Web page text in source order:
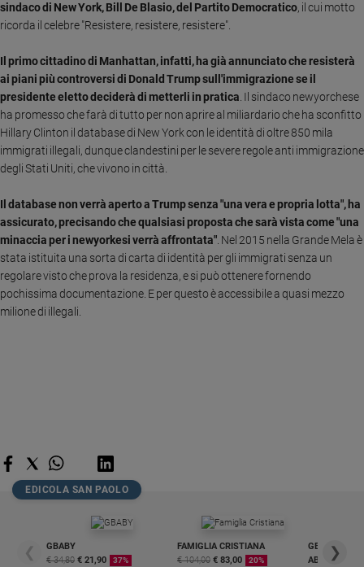
e
Creato
Diritti
Aziende
Caso
della
settimana
Migranti
Diversità
e
inclusione
Costume
Cultura
streaming
Musica
Famiglia
sindaco di New York, Bill De Blasio, del Partito Democratico, il cui motto
ricorda il celebre "Resistere, resistere, resistere".
Il primo cittadino di Manhattan, infatti, ha già annunciato che resisterà
ai piani più controversi di Donald Trump sull'immigrazione se il
presidente eletto deciderà di metterli in pratica. Il sindaco newyorchese
ha promesso che farà di tutto per non aprire al miliardario che ha sconfitto
Hillary Clinton il database di New York con le identità di oltre 850 mila
immigrati illegali, dunque clandestini per le severe regole anti immigrazione
degli Stati Uniti, che vivono in città.
Il database non verrà aperto a Trump senza "una vera e propria lotta", ha
assicurato, precisando che qualsiasi proposta che sarà vista come "una
minaccia per i newyorkesi verrà affrontata". Nel 2015 nella Grande Mela è
stata istituita una sorta di carta di identità per gli immigrati senza un
regolare visto che prova la residenza, e si può ottenere fornendo
pochissima documentazione. E per questo è accessibile a quasi mezzo
milione di illegali.
EDICOLA SAN PAOLO
❮
GBABY
€ 34,80 € 21,90 37%
FAMIGLIA CRISTIANA
€ 104,00 € 83,00 20%
GBABY
❯